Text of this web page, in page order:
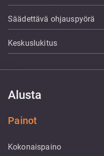
Säädettävä ohjauspyörä
Keskuslukitus
Alusta
Painot
Kokonaispaino